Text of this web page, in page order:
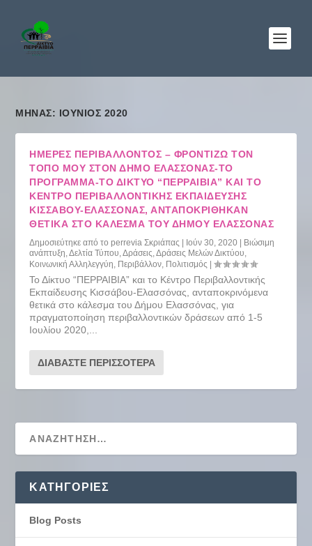
ΜΉΝΑΣ: ΙΟΎΝΙΟΣ 2020
ΗΜΈΡΕΣ ΠΕΡΙΒΆΛΛΟΝΤΟΣ – ΦΡΟΝΤΊΖΩ ΤΟΝ
ΤΟΠΟ ΜΟΥ ΣΤΟΝ ΔΉΜΟ ΕΛΑΣΣΌΝΑΣ-ΤΟ
ΠΡΌΓΡΑΜΜΑ-ΤΟ ΔΊΚΤΥΟ “ΠΕΡΡΑΙΒΙΑ” ΚΑΙ ΤΟ
ΚΈΝΤΡΟ ΠΕΡΙΒΑΛΛΟΝΤΙΚΉΣ ΕΚΠΑΊΔΕΥΣΗΣ
ΚΙΣΣΆΒΟΥ-ΕΛΑΣΣΌΝΑΣ, ΑΝΤΑΠΟΚΡΊΘΗΚΑΝ
ΘΕΤΙΚΆ ΣΤΟ ΚΆΛΕΣΜΑ ΤΟΥ ΔΉΜΟΥ ΕΛΑΣΣΌΝΑΣ
Δημοσιεύτηκε από τοperrevia Σκριάπας Ιούν 30, 2020
Βιώσιμη
ανάπτυξη,Δελτία Τύπου,Δράσεις,Δράσεις Μελών Δικτύου,
Κοινωνική Αλληλεγγύη, Περιβάλλον, Πολιτισμός |
Το Δίκτυο “ΠΕΡΡΑΙΒΙΑ” και το Κέντρο Περιβαλλοντικής
Εκπαίδευσης Κισσάβου-Ελασσόνας, ανταποκρινόμενα
θετικά στο κάλεσμα του Δήμου Ελασσόνας, για
πραγματοποίηση περιβαλλοντικών δράσεων από 1-5
Ιουλίου 2020,...
ΔΙΑΒΆΣΤΕ ΠΕΡΙΣΣΌΤΕΡΑ
KΑΤΗΓΟΡΊΕΣ
Blog Posts